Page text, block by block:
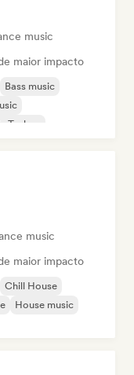
music
maior impacto
Bass music
Techno
music
maior impacto
Chill House
House music